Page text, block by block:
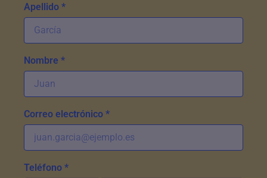
Apellido *
Nombre *
Correo electrónico *
Teléfono *